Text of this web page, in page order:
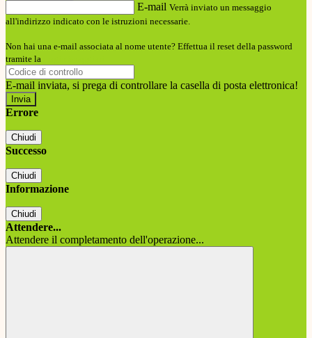
E-mail Verrà inviato un messaggio
all'indirizzo indicato con le istruzioni necessarie.
Non hai una e-mail associata al nome utente? Effettua il reset della password
tramite la
E-mail inviata, si prega di controllare la casella di posta elettronica!
Errore
Chiudi
Successo
Chiudi
Informazione
Chiudi
Attendere...
Attendere il completamento dell'operazione...